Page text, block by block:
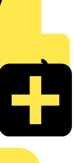
zu Branchennews,
auf einer